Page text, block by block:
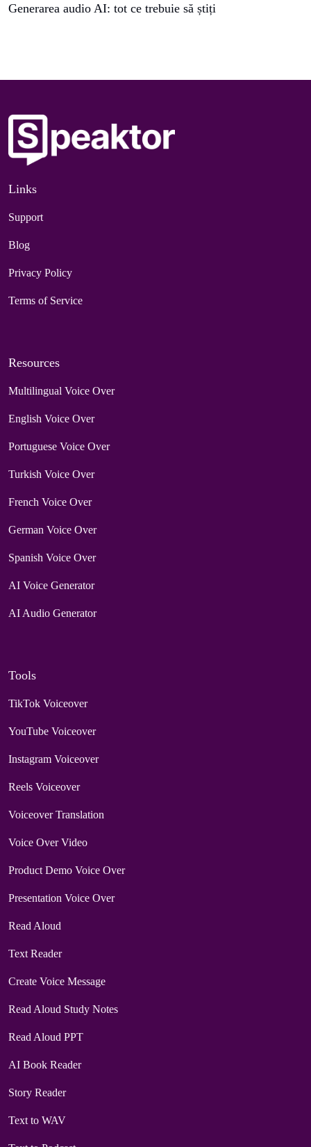
Generarea audio AI: tot ce trebuie să știți
Links
Support
Blog
Privacy Policy
Terms of Service
Resources
Multilingual Voice Over
English Voice Over
Portuguese Voice Over
Turkish Voice Over
French Voice Over
German Voice Over
Spanish Voice Over
AI Voice Generator
AI Audio Generator
Tools
TikTok Voiceover
YouTube Voiceover
Instagram Voiceover
Reels Voiceover
Voiceover Translation
Voice Over Video
Product Demo Voice Over
Presentation Voice Over
Read Aloud
Text Reader
Create Voice Message
Read Aloud Study Notes
Read Aloud PPT
AI Book Reader
Story Reader
Text to WAV